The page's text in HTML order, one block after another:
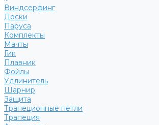
Виндсерфинг
Доски
Паруса
Комплекты
Мачты
Гик
Плавник
Фойлы
Удлинитель
Шарнир
Защита
Трапеционные петли
Трапеция